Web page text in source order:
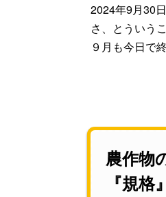
2024年9月30日
さ、とういう
９月も今日で
農作物
『規